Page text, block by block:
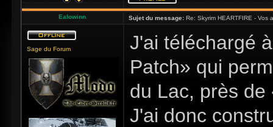
Ealowinn Sujet du message: Re: Skyrim HEARTFIRE - Vos
Sage du Forum
J'ai téléchargé
Patch» qui
du Lac, près
J'ai donc